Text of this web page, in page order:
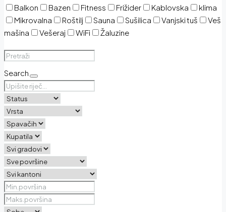
Balkon
Bazen Fitness Frižider Kablovska
klima
Mikrovalna
Roštilj Sauna Sušilica Vanjski tuš
Veš
mašina
Vešeraj WiFi Žaluzine
Search